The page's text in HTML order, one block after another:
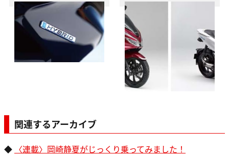
関連するアーカイブ
◆ 〈連載〉岡崎静夏がじっくり乗ってみました！